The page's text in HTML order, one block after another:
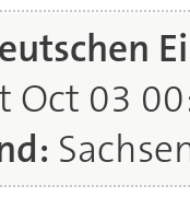
Oct 03